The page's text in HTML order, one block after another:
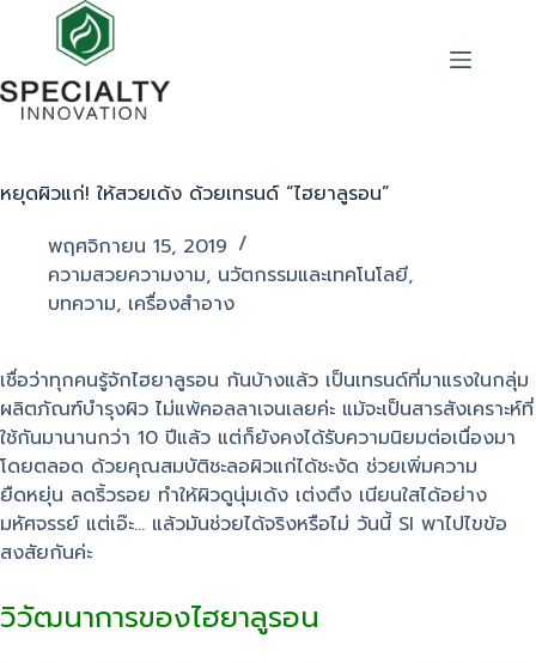
หยุดผิวแก่! ให้สวยเด้ง ด้วยเทรนด์ “ไฮยาลูรอน”
พฤศจิกายน 15, 2019
ความสวยความงาม, นวัตกรรมและเทคโนโลยี,
บทความ, เครื่องสำอาง
เชื่อว่าทุกคนรู้จักไฮยาลูรอน กันบ้างแล้ว เป็นเทรนด์ที่มาแรงในกลุ่ม
ผลิตภัณฑ์บำรุงผิว ไม่แพ้คอลลาเจนเลยค่ะ แม้จะเป็นสารสังเคราะห์ที่
ใช้กันมานานกว่า 10 ปีแล้ว แต่ก็ยังคงได้รับความนิยมต่อเนื่องมา
โดยตลอด ด้วยคุณสมบัติชะลอผิวแก่ได้ชะงัด ช่วยเพิ่มความ
ยืดหยุ่น ลดริ้วรอย ทำให้ผิวดูนุ่มเด้ง เต่งตึง เนียนใสได้อย่าง
มหัศจรรย์ แต่เอ๊ะ… แล้วมันช่วยได้จริงหรือไม่ วันนี้ SI พาไปไขข้อ
สงสัยกันค่ะ
วิวัฒนาการของไฮยาลูรอน